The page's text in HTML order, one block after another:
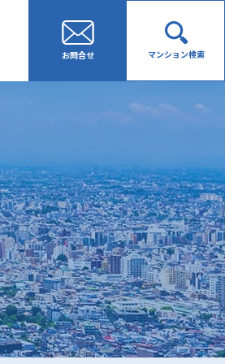
お問合せ マンション検索